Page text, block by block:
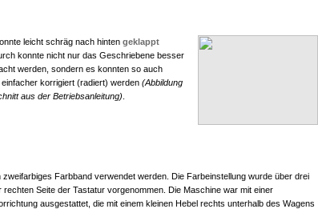
leicht schräg nach hinten geklappt
konnte nicht nur das Geschriebene besser
werden, sondern es konnten so auch
korrigiert (radiert) werden (Abbildung
aus der Betriebsanleitung)
zweifarbiges Farbband verwendet werden. Die Farbeinstellung wurde über drei
rechten Seite der Tastatur vorgenommen. Die Maschine war mit einer
ausgestattet, die mit einem kleinen Hebel rechts unterhalb des Wagens